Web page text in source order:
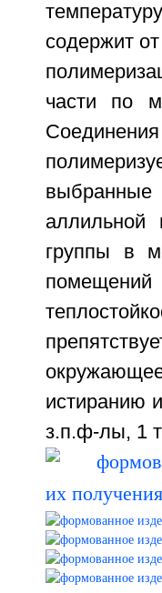
содержит
части по
выбранные
аллильной
группы в
помещений
истиранию
з.п.ф-лы, 1